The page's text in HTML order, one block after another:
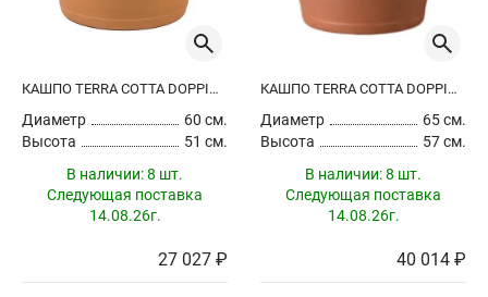
КАШПО TERRA COTTA DOPPIO BORDO
Диаметр
60 см.
Высота
51 см.
В наличии:8 шт.
Следующая поставка
14.08.26г.
27 027 ₽
КАШПО TERRA COTTA DOPPIO BORDO
Диаметр
65 см.
Высота
57 см.
В наличии:8 шт.
Следующая поставка
14.08.26г.
40 014 ₽